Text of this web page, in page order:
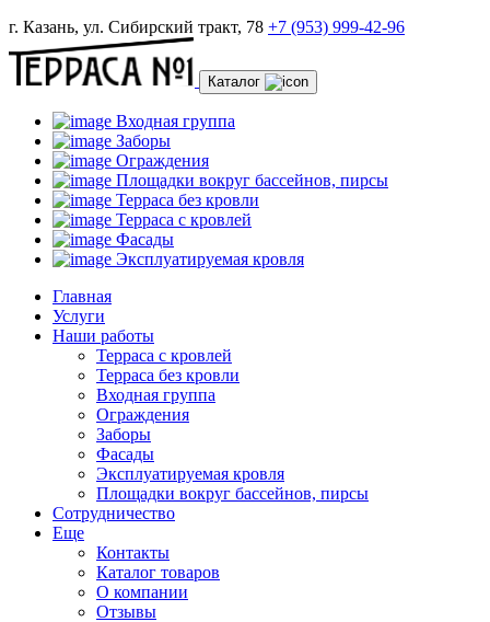
г. Казань, ул. Сибирский тракт, 78 +7 (953) 999-42-96
Каталог
Входная группа
Заборы
Ограждения
Площадки вокруг бассейнов, пирсы
Терраса без кровли
Терраса с кровлей
Фасады
Эксплуатируемая кровля
Главная
Услуги
Наши работы
Терраса с кровлей
Терраса без кровли
Входная группа
Ограждения
Заборы
Фасады
Эксплуатируемая кровля
Площадки вокруг бассейнов, пирсы
Сотрудничество
Еще
Контакты
Каталог товаров
О компании
Отзывы